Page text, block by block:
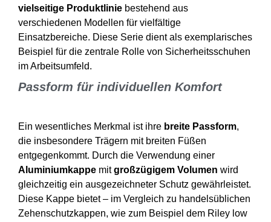
vielseitige Produktlinie bestehend aus
verschiedenen Modellen für vielfältige
Einsatzbereiche. Diese Serie dient als exemplarisches
Beispiel für die zentrale Rolle von Sicherheitsschuhen
im Arbeitsumfeld.
Passform für individuellen Komfort
Ein wesentliches Merkmal ist ihre breite Passform,
die insbesondere Trägern mit breiten Füßen
entgegenkommt. Durch die Verwendung einer
Aluminiumkappe mitgroßzügigem Volumen wird
gleichzeitig ein ausgezeichneter Schutz gewährleistet.
Diese Kappe bietet – im Vergleich zu handelsüblichen
Zehenschutzkappen, wie zum Beispiel dem Riley low